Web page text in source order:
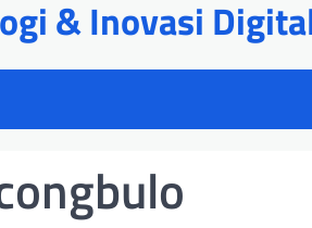
& Inovasi